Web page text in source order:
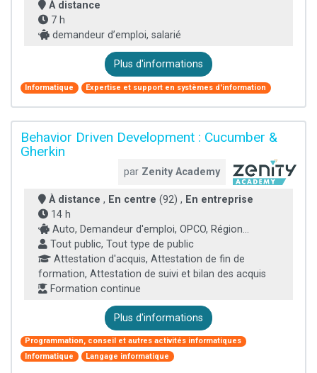
À distance
7 h
demandeur d’emploi, salarié
Plus d'informations
Informatique Expertise et support en systèmes d'information
Behavior Driven Development : Cucumber &
Gherkin
par Zenity Academy
À distance , En centre (92) , En entreprise
14 h
Auto, Demandeur d'emploi, OPCO, Région...
Tout public, Tout type de public
Attestation d'acquis, Attestation de fin de
formation, Attestation de suivi et bilan des acquis
Formation continue
Plus d'informations
Programmation, conseil et autres activités informatiques
Informatique
Langage informatique